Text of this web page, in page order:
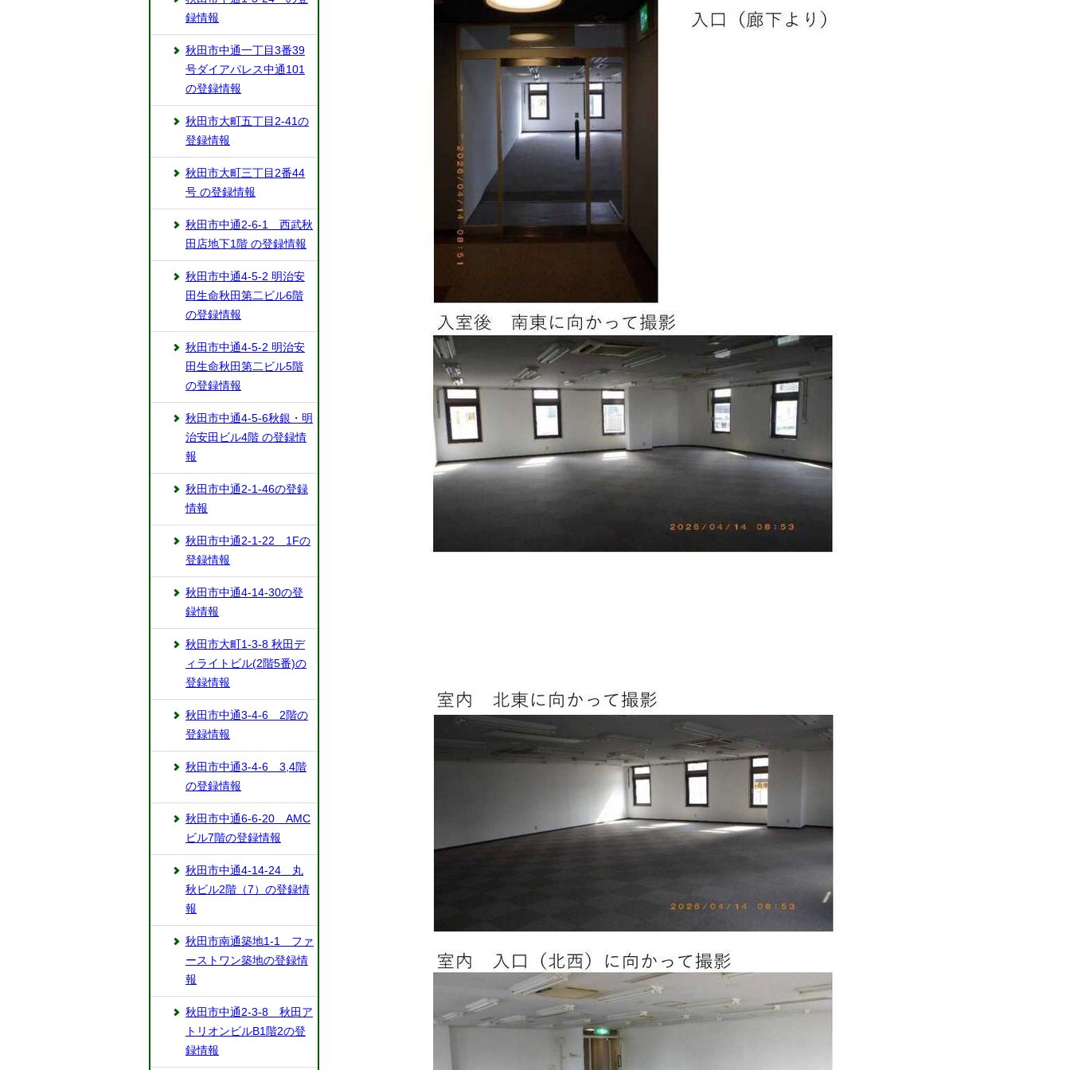
録情報
秋田市中通一丁目3番39
号ダイアパレス中通101
の登録情報
秋田市大町五丁目2-41の
登録情報
秋田市大町三丁目2番44
号 の登録情報
秋田市中通2-6-1 西武秋
田店地下1階 の登録情報
秋田市中通4-5-2 明治安
田生命秋田第二ビル6階
の登録情報
秋田市中通4-5-2 明治安
田生命秋田第二ビル5階
の登録情報
秋田市中通4-5-6秋銀・明
治安田ビル4階 の登録情
報
秋田市中通2-1-46の登録
情報
秋田市中通2-1-22 1Fの
登録情報
秋田市中通4-14-30の登
録情報
秋田市大町1-3-8 秋田デ
ィライトビル(2階5番)の
登録情報
秋田市中通3-4-6 2階の
登録情報
秋田市中通3-4-6 3,4階
の登録情報
秋田市中通6-6-20 AMC
ビル7階の登録情報
秋田市中通4-14-24 丸
秋ビル2階（7）の登録情
報
秋田市南通築地1-1 ファ
ーストワン築地の登録情
報
秋田市中通2-3-8 秋田ア
トリオンビルB1階2の登
録情報